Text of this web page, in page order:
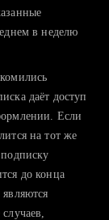
поднимаете
шансы
в неделю
даёт доступ
Если
на тот же
до конца